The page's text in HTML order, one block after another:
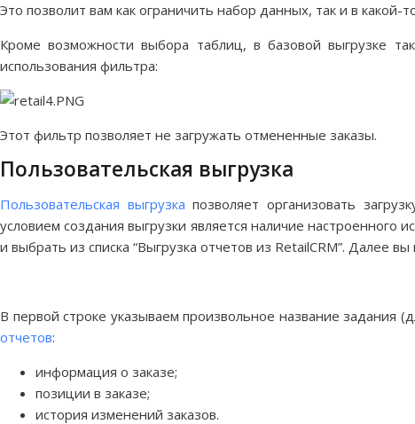
Это позволит вам как ограничить набор данных, так и в
Кроме возможности выбора таблиц, в базовой выгрузке
использования фильтра:
Этот фильтр позволяет не загружать отмененные заказы.
Пользовательская выгрузка
Пользовательская выгрузка позволяет организовать
условием создания выгрузки является наличие настроенного
и выбрать из списка “Выгрузка отчетов из RetailCRM”. Далее
В первой строке указываем произвольное название задания
отчетов:
информация о заказе;
позиции в заказе;
история изменений заказов.